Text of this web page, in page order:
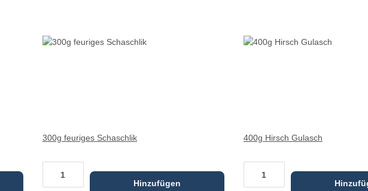
300g feuriges Schaschlik
Hinzufügen
400g Hirsch Gulasch